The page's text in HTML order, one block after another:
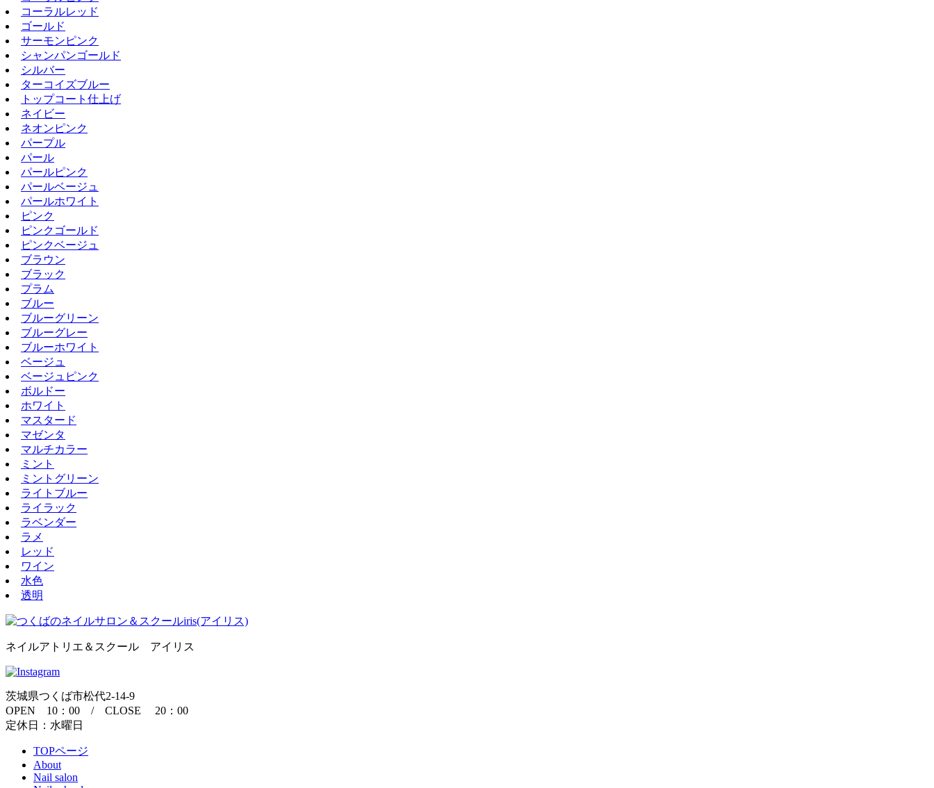
コーラルレッド
ゴールド
サーモンピンク
シャンパンゴールド
シルバー
ターコイズブルー
トップコート仕上げ
ネイビー
ネオンピンク
パープル
パール
パールピンク
パールベージュ
パールホワイト
ピンク
ピンクゴールド
ピンクベージュ
ブラウン
ブラック
プラム
ブルー
ブルーグリーン
ブルーグレー
ブルーホワイト
ベージュ
ベージュピンク
ボルドー
ホワイト
マスタード
マゼンタ
マルチカラー
ミント
ミントグリーン
ライトブルー
ライラック
ラベンダー
ラメ
レッド
ワイン
水色
透明
ネイルアトリエ＆スクール アイリス
茨城県つくば市松代2-14-9
OPEN 10：00 / CLOSE 20：00
定休日：水曜日
TOPページ
About
Nail salon